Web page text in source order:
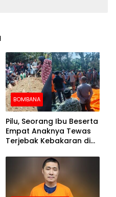
BOMBANA
Pilu, Seorang Ibu Beserta
Empat Anaknya Tewas
Terjebak Kebakaran di